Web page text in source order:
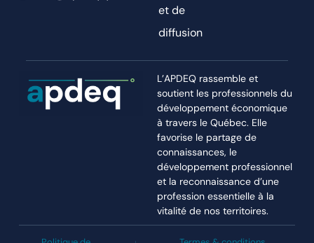
et de
diffusion
L’APDEQ rassemble et
soutient les professionnels du
développement économique
à travers le Québec. Elle
favorise le partage de
connaissances, le
développement professionnel
et la reconnaissance d’une
profession essentielle à la
vitalité de nos territoires.